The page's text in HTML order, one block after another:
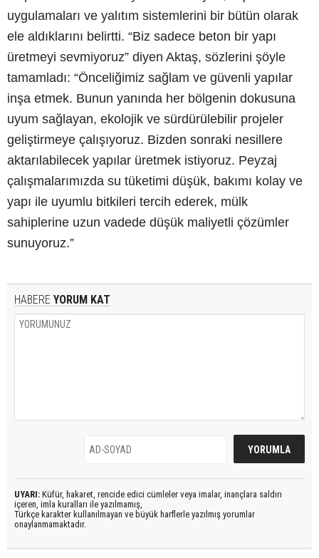
uygulamaları ve yalıtım sistemlerini bir bütün olarak
ele aldıklarını belirtti. “Biz sadece beton bir yapı
üretmeyi sevmiyoruz” diyen Aktaş, sözlerini şöyle
tamamladı: “Önceliğimiz sağlam ve güvenli yapılar
inşa etmek. Bunun yanında her bölgenin dokusuna
uyum sağlayan, ekolojik ve sürdürülebilir projeler
geliştirmeye çalışıyoruz. Bizden sonraki nesillere
aktarılabilecek yapılar üretmek istiyoruz. Peyzaj
çalışmalarımızda su tüketimi düşük, bakımı kolay ve
yapı ile uyumlu bitkileri tercih ederek, mülk
sahiplerine uzun vadede düşük maliyetli çözümler
sunuyoruz.”
HABERE YORUM KAT
UYARI: Küfür, hakaret, rencide edici cümleler veya imalar, inançlara saldırı
içeren, imla kuralları ile yazılmamış,
Türkçe karakter kullanılmayan ve büyük harflerle yazılmış yorumlar
onaylanmamaktadır.